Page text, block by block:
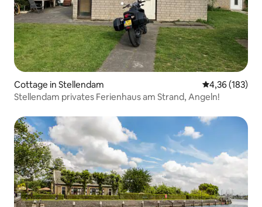
Cottage in Stellendam
4,36 (183)
Stellendam privates Ferienhaus am Strand, Angeln!